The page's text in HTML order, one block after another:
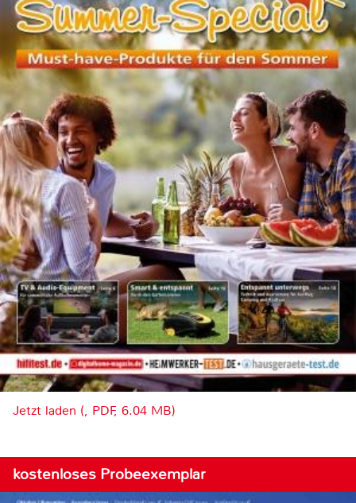
Jetzt laden (, PDF, 6.04 MB)
kostenloses Probeexemplar